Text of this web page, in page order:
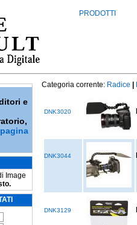
PRODOTTI
e
Image
Categoria corrente: Radice
DNK3020
DNK3044
DNK3129